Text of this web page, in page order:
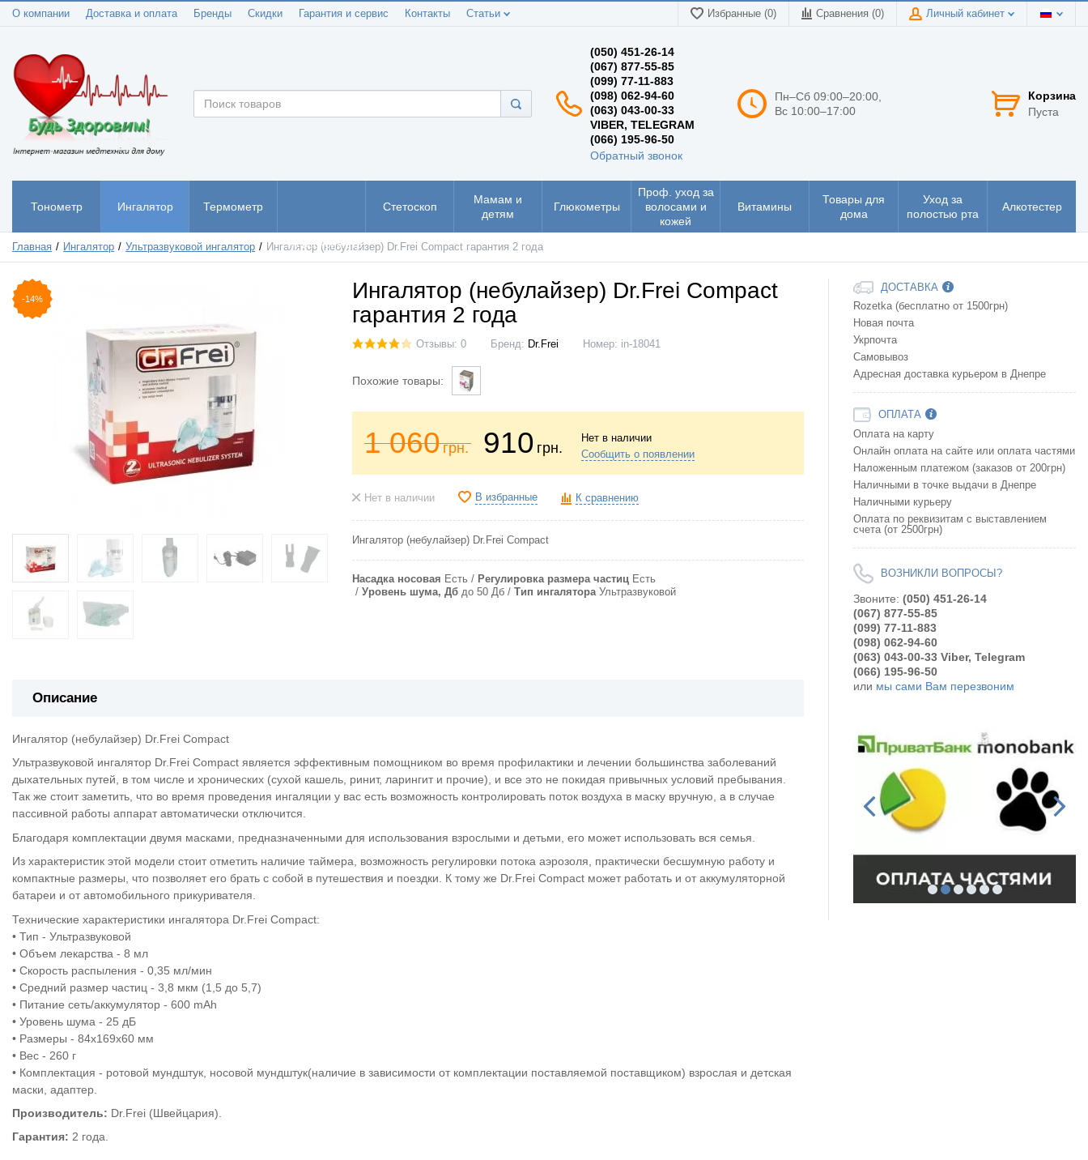
О компании Доставка и оплата Бренды Скидки Гарантия и сервис Контакты Статьи Избранные (0) Сравнения (0) Личный кабинет
(050) 451-26-14
(067) 877-55-85
(099) 77-11-883
(098) 062-94-60
(063) 043-00-33
VIBER, TELEGRAM
(066) 195-96-50
Обратный звонок
Пн–Сб 09:00–20:00,
Вс 10:00–17:00
Корзина
Пуста
Тонометр Ингалятор Термометр
Пульсоксиметр
Стетоскоп
Мамам и
детям
Глюкометры
Проф. уход за
волосами и
кожей
Витамины
Товары для
дома
Уход за
полостью рта
Алкотестер
Главная Ингалятор Ультразвуковой ингалятор Ингалятор (небулайзер) Dr.Frei Compact гарантия 2 года
-14%
Ингалятор (небулайзер) Dr.Frei Compact
гарантия 2 года
Отзывы: 0 Бренд: Dr.Frei Номер: in-18041
Похожие товары:
1 060грн. 910 грн.
Нет в наличии
Сообщить о появлении
Нет в наличии В избранные К сравнению
Ингалятор (небулайзер) Dr.Frei Compact
Насадка носовая Есть Регулировка размера частиц Есть
Уровень шума, Дб до 50 Дб Тип ингалятора Ультразвуковой
Описание
Ингалятор (небулайзер) Dr.Frei Compact
Ультразвуковой ингалятор Dr.Frei Compact является эффективным помощником во время профилактики и лечении большинства заболеваний
дыхательных путей, в том числе и хронических (сухой кашель, ринит, ларингит и прочие), и все это не покидая привычных условий пребывания.
Так же стоит заметить, что во время проведения ингаляции у вас есть возможность контролировать поток воздуха в маску вручную, а в случае
пассивной работы аппарат автоматически отключится.
Благодаря комплектации двумя масками, предназначенными для использования взрослыми и детьми, его может использовать вся семья.
Из характеристик этой модели стоит отметить наличие таймера, возможность регулировки потока аэрозоля, практически бесшумную работу и
компактные размеры, что позволяет его брать с собой в путешествия и поездки. К тому же Dr.Frei Compact может работать и от аккумуляторной
батареи и от автомобильного прикуривателя.
Технические характеристики ингалятора Dr.Frei Compact:
• Тип - Ультразвуковой
• Объем лекарства - 8 мл
• Скорость распыления - 0,35 мл/мин
• Средний размер частиц - 3,8 мкм (1,5 до 5,7)
• Питание сеть/аккумулятор - 600 mAh
• Уровень шума - 25 дБ
• Размеры - 84x169x60 мм
• Вес - 260 г
• Комплектация - ротовой мундштук, носовой мундштук(наличие в зависимости от комплектации поставляемой поставщиком) взрослая и детская
маски, адаптер.
Производитель: Dr.Frei (Швейцария).
Гарантия: 2 года.
ДОСТАВКА
Rozetka (бесплатно от 1500грн)
Новая почта
Укрпочта
Самовывоз
Адресная доставка курьером в Днепре
ОПЛАТА
Оплата на карту
Онлайн оплата на сайте или оплата частями
Наложенным платежом (заказов от 200грн)
Наличными в точке выдачи в Днепре
Наличными курьеру
Оплата по реквизитам с выставлением
счета (от 2500грн)
ВОЗНИКЛИ ВОПРОСЫ?
Звоните: (050) 451-26-14
(067) 877-55-85
(099) 77-11-883
(098) 062-94-60
(063) 043-00-33 Viber, Telegram
(066) 195-96-50
или мы сами Вам перезвоним